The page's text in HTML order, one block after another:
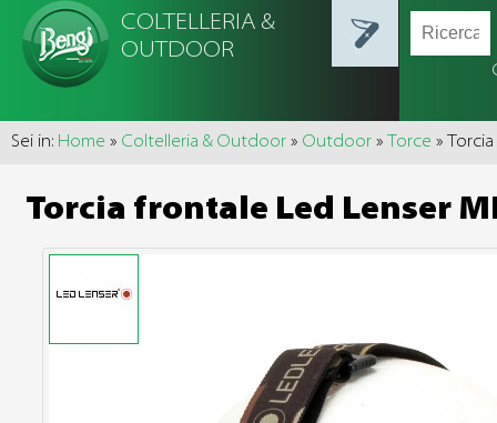
COLTELLERIA &
OUTDOOR
Sei in: Home » Coltelleria & Outdoor » Outdoor » Torce »
Torcia frontale Led Lenser